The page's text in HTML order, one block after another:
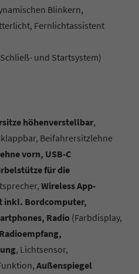
Blinkern,
Fernlichtassistent
und Startsystem)
höhenverstellbar,
Beifahrersitzlehne
vorn, USB-C
für die
Wireless App-
inkl. Bordcomputer,
Radio (Farbdisplay,
, Lichtsensor,
Außenspiegel